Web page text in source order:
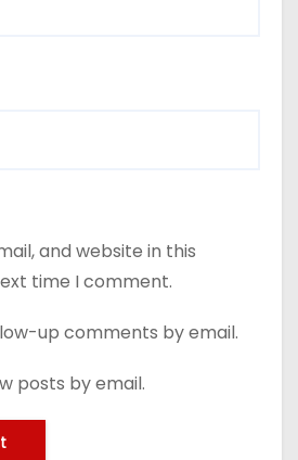
and website in this
time I comment.
up comments by email.
posts by email.